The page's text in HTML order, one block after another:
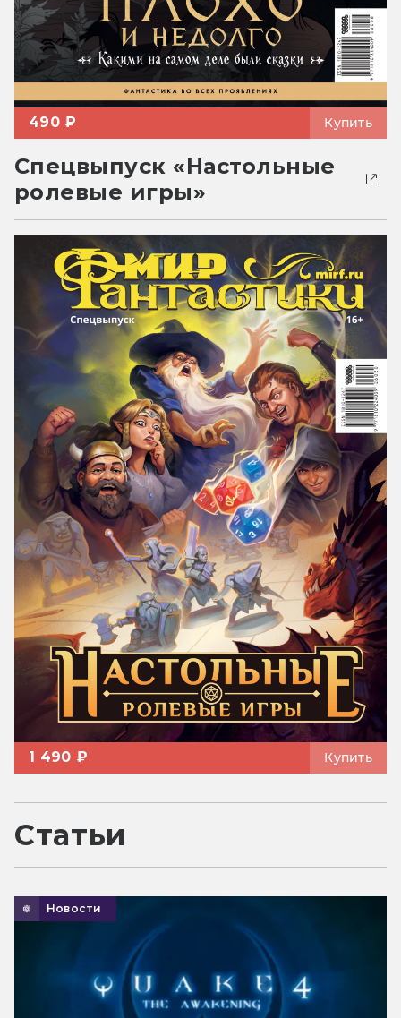
490 ₽ Купить
Спецвыпуск «Настольные
ролевые игры»
1 490 ₽ Купить
Статьи
Новости